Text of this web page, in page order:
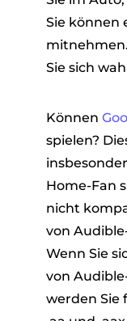
Sie können
Sie sich
Können
spielen?
Home-Fan
nicht
von
Wenn Sie
von
werden Sie